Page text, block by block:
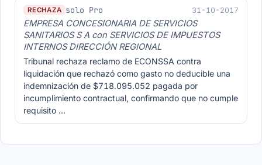
RECHAZA solo Pro 31-10-2017
EMPRESA CONCESIONARIA DE SERVICIOS
SANITARIOS S A con SERVICIOS DE IMPUESTOS
INTERNOS DIRECCIÓN REGIONAL
Tribunal rechaza reclamo de ECONSSA contra
liquidación que rechazó como gasto no deducible una
indemnización de $718.095.052 pagada por
incumplimiento contractual, confirmando que no cumple
requisito …